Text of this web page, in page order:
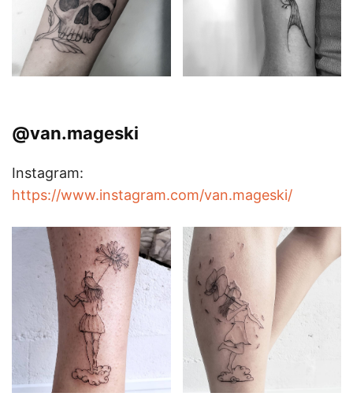
@van.mageski
Instagram:
https://www.instagram.com/van.mageski/